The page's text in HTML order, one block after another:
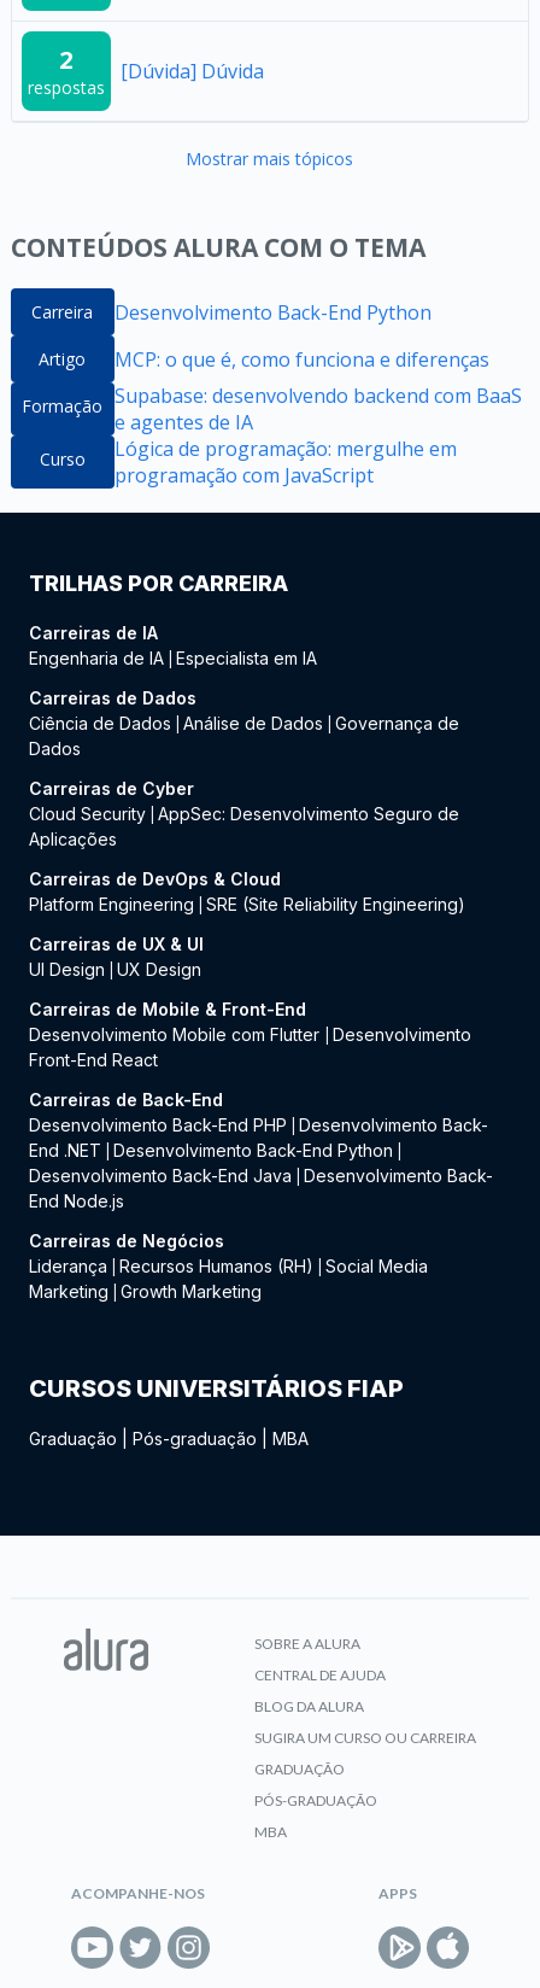
2
respostas
[Dúvida] Dúvida
Mostrar mais tópicos
CONTEÚDOS ALURA COM O TEMA
Carreira Desenvolvimento Back-End Python
Artigo MCP: o que é, como funciona e diferenças
Formação Supabase: desenvolvendo backend com BaaS
e agentes de IA
Curso
Lógica de programação: mergulhe em
programação com JavaScript
TRILHAS POR CARREIRA
Carreiras de IA
Engenharia de IA Especialista em IA
Carreiras de Dados
Ciência de Dados
Análise de Dados
Governança de
Dados
Carreiras de Cyber
Cloud Security AppSec: Desenvolvimento Seguro de
Aplicações
Carreiras de DevOps & Cloud
Platform Engineering
SRE (Site Reliability Engineering)
Carreiras de UX & UI
UI Design
UX Design
Carreiras de Mobile & Front-End
Desenvolvimento Mobile com Flutter
Desenvolvimento
Front-End React
Carreiras de Back-End
Desenvolvimento Back-End PHP
Desenvolvimento Back-
End .NET
Desenvolvimento Back-End Python
Desenvolvimento Back-End Java
Desenvolvimento Back-
End Node.js
Carreiras de Negócios
Liderança
Recursos Humanos (RH)
Social Media
Marketing
Growth Marketing
CURSOS UNIVERSITÁRIOS FIAP
Graduação Pós-graduação MBA
SOBRE A ALURA
CENTRAL DE AJUDA
BLOG DA ALURA
SUGIRA UM CURSO OU CARREIRA
GRADUAÇÃO
PÓS-GRADUAÇÃO
MBA
ACOMPANHE-NOS APPS